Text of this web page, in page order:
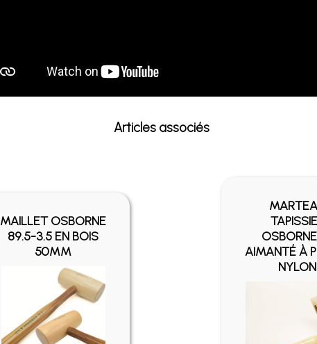
Articles associés
MAILLET OSBORNE
89.5-3.5 EN BOIS
50MM
AIMANTÉ À
NYLON